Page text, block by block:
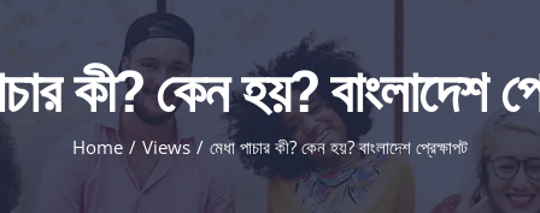
কী? কেন হয়? বাংলাদেশ
Home Views মেধা পাচার কী? কেন হয়? বাংলাদেশ প্রেক্ষাপট